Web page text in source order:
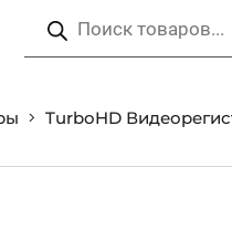
товаров
TurboHD